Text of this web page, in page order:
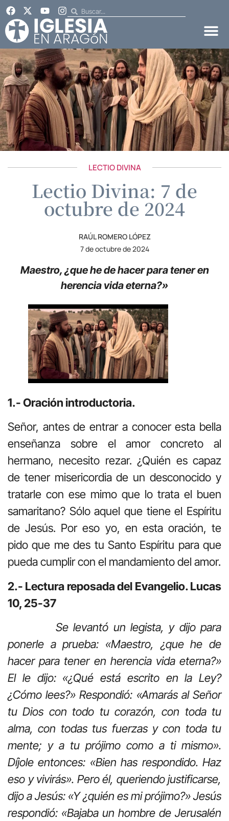
LECTIO DIVINA
Lectio Divina: 7 de
octubre de 2024
RAÚL ROMERO LÓPEZ
7 de octubre de 2024
Maestro, ¿que he de hacer para tener en
herencia vida eterna?»
1.- Oración introductoria.
Señor, antes de entrar a conocer esta bella
enseñanza sobre el amor concreto al
hermano, necesito rezar. ¿Quién es capaz
de tener misericordia de un desconocido y
tratarle con ese mimo que lo trata el buen
samaritano? Sólo aquel que tiene el Espíritu
de Jesús. Por eso yo, en esta oración, te
pido que me des tu Santo Espíritu para que
pueda cumplir con el mandamiento del amor.
2.- Lectura reposada del Evangelio. Lucas
10, 25-37
Se levantó un legista, y dijo para
ponerle a prueba: «Maestro, ¿que he de
hacer para tener en herencia vida eterna?»
El le dijo: «¿Qué está escrito en la Ley?
¿Cómo lees?» Respondió: «Amarás al Señor
tu Dios con todo tu corazón, con toda tu
alma, con todas tus fuerzas y con toda tu
mente; y a tu prójimo como a ti mismo».
Díjole entonces: «Bien has respondido. Haz
eso y vivirás». Pero él, queriendo justificarse,
dijo a Jesús: «Y ¿quién es mi prójimo?» Jesús
respondió: «Bajaba un hombre de Jerusalén